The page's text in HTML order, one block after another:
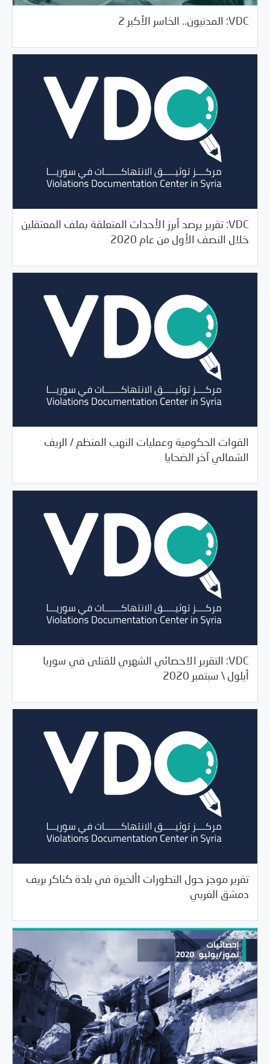
VDC: المدنيون.. الخاسر الأكبر 2
VDC: تقرير يرصد أبرز الأحداث المتعلقة بملف المعتقلين
خلال النصف الأول من عام 2020
10/21/2020 مرصد الانتهاكات
القوات الحكومية وعمليات النهب المنظم / الريف
الشمالي آخر الضحايا
10/20/2020 مرصد الانتهاكات
VDC: التقرير الاحصائي الشهري للقتلى في سوريا
أيلول \ سبتمبر 2020
10/12/2020 مرصد الانتهاكات
تقرير موجز حول التطورات األخيرة في بلدة كناكر بريف
دمشق الغربي
10/10/2020 خبر بارز/مرصد الانتهاكات